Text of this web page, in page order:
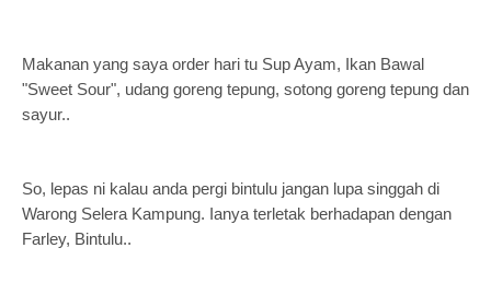
Makanan yang saya order hari tu Sup Ayam, Ikan Bawal
"Sweet Sour", udang goreng tepung, sotong goreng tepung dan
sayur..
So, lepas ni kalau anda pergi bintulu jangan lupa singgah di
Warong Selera Kampung. Ianya terletak berhadapan dengan
Farley, Bintulu..